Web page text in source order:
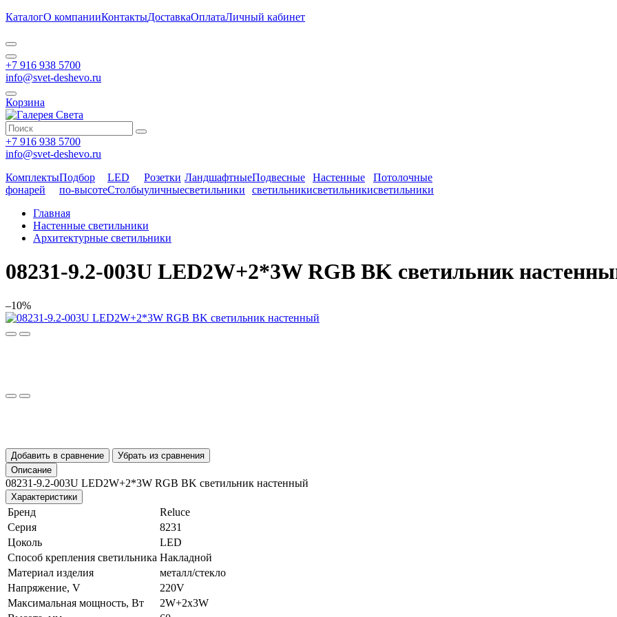
КаталогО компанииКонтактыДоставкаОплатаЛичный кабинет
+7 916 938 5700
info@svet-deshevo.ru
Корзина
+7 916 938 5700
info@svet-deshevo.ru
Комплекты
фонарей
Подбор
по-высоте
LED
Столбы
Розетки
уличные
Ландшафтные
светильники
Подвесные
светильники
Настенные
светильники
Потолочные
светильники
Главная
Настенные светильники
Архитектурные светильники
08231-9.2-003U LED2W+2*3W RGB BK светильник
–10%
Добавить в сравнение
Убрать из сравнения
Описание
08231-9.2-003U LED2W+2*3W RGB BK светильник настенный
Характеристики
Бренд
Reluce
Серия
8231
Цоколь
LED
Способ крепления светильника Накладной
Материал изделия
металл/стекло
Напряжение, V
220V
Максимальная мощность, Вт
2W+2x3W